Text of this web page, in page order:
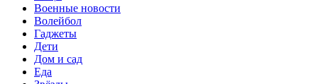
Военные новости
Волейбол
Гаджеты
Дети
Дом и сад
Еда